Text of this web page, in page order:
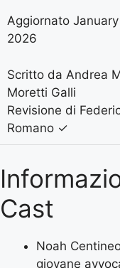
Aggiornato January
2026
Scritto da Andrea
Moretti Galli
Revisione di
Romano ✓
Cast
Noah
giovane